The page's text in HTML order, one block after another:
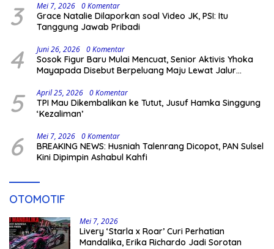
3 Mei 7, 2026 0 Komentar
Grace Natalie Dilaporkan soal Video JK, PSI: Itu
Tanggung Jawab Pribadi
4 Juni 26, 2026 0 Komentar
Sosok Figur Baru Mulai Mencuat, Senior Aktivis Yhoka
Mayapada Disebut Berpeluang Maju Lewat Jalur
5 April 25, 2026 0 Komentar
TPI Mau Dikembalikan ke Tutut, Jusuf Hamka Singgung
‘Kezaliman’
6 Mei 7, 2026 0 Komentar
BREAKING NEWS: Husniah Talenrang Dicopot, PAN Sulsel
Kini Dipimpin Ashabul Kahfi
OTOMOTIF
Mei 7, 2026
Livery ‘Starla x Roar’ Curi Perhatian
Mandalika, Erika Richardo Jadi Sorotan